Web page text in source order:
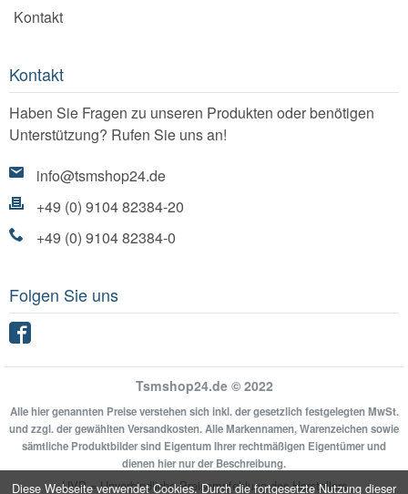
Diese Webseite verwendet Cookies. Durch die fortgesetzte Nutzung dieser
Kontakt
Kontakt
Haben Sie Fragen zu unseren Produkten oder benötigen
Unterstützung? Rufen Sie uns an!
info@tsmshop24.de
+49 (0) 9104 82384-20
+49 (0) 9104 82384-0
Folgen Sie uns
Tsmshop24.de © 2022
Alle hier genannten Preise verstehen sich inkl. der gesetzlich festgelegten MwSt.
und zzgl. der gewählten Versandkosten. Alle Markennamen, Warenzeichen sowie
sämtliche Produktbilder sind Eigentum Ihrer rechtmäßigen Eigentümer und
dienen hier nur der Beschreibung.
UVP = Unverbindliche Preisempfehlung des Herstellers